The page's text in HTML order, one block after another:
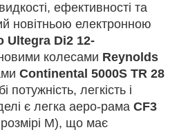
ефективності та
новітньою електронною
Ultegra Di2 12-
колесами Reynolds
Continental 5000S TR 28
потужність, легкість і
є легка аеро-рама CF3
M), що має